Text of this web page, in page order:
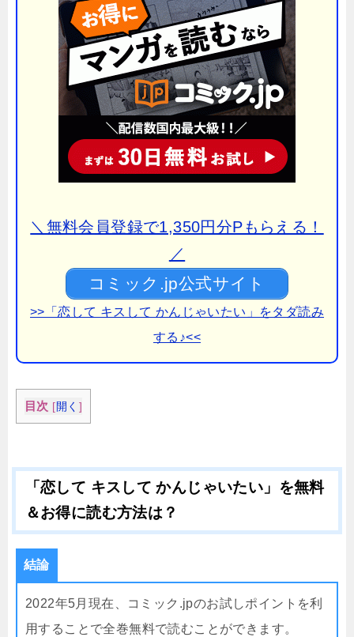
＼無料会員登録で1,350円分Pもらえる！
／
コミック.jp公式サイト
>>「恋して キスして かんじゃいたい」をタダ読み
する♪<<
目次 [開く ]
「恋して キスして かんじゃいたい」を無料
＆お得に読む方法は？
結論
2022年5月現在、コミック.jpのお試しポイントを利
用することで全巻無料で読むことができます。